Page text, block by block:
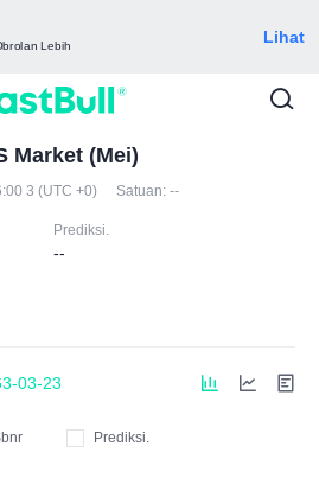
Lebih
Lihat
Market (Mei)
3 (UTC +0) Satuan: --
Prediksi.
--
03-23
Prediksi.